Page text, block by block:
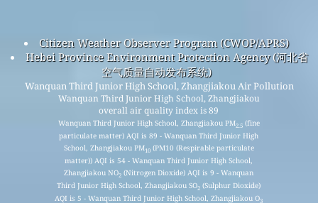
Citizen Weather Observer Program (CWOP/APRS)
Hebei Province Environment Protection Agency (河北省
空气质量自动发布系统)
Wanquan Third Junior High School, Zhangjiakou Air Pollution
Wanquan Third Junior High School, Zhangjiakou
overall air quality index is 89
Wanquan Third Junior High School, Zhangjiakou PM2.5(fine
particulate matter) AQI is 89 - Wanquan Third Junior High
School, Zhangjiakou PM10(PM10 (Respirable particulate
matter)) AQI is 54 - Wanquan Third Junior High School,
Zhangjiakou NO2 (Nitrogen Dioxide) AQI is 9 - Wanquan
Third Junior High School, Zhangjiakou SO2 (Sulphur Dioxide)
AQI is 5 - Wanquan Third Junior High School, Zhangjiakou O3